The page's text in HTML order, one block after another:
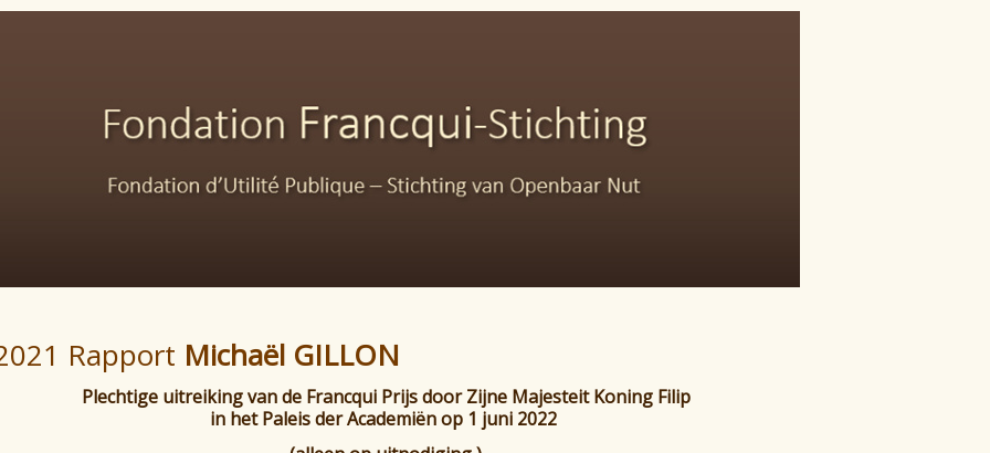
Rapport Michaël GILLON
Plechtige uitreiking van de Francqui Prijs door Zijne Majesteit Koning Filip
in het Paleis der Academiën op 1 juni 2022